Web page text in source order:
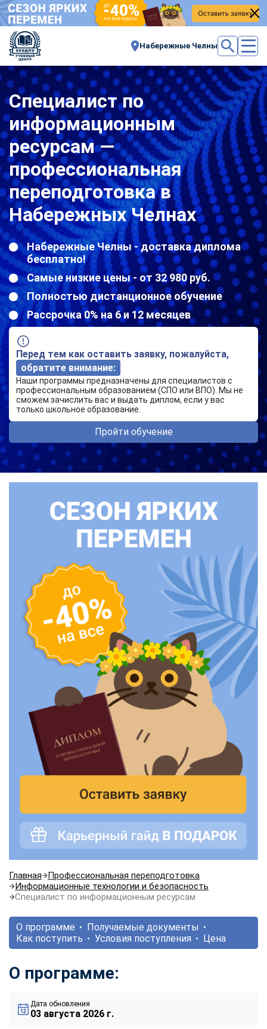
Набережные Челны
Специалист по
информационным
ресурсам —
профессиональная
переподготовка в
Набережных Челнах
Набережные Челны - доставка диплома
бесплатно!
Самые низкие цены - от 32 980 руб.
Полностью дистанционное обучение
Рассрочка 0% на 6 и 12 месяцев
Перед тем как оставить заявку, пожалуйста,
обратите внимание:
Наши программы предназначены для специалистов с
профессиональным образованием (СПО или ВПО). Мы не
сможем зачислить вас и выдать диплом, если у вас
только школьное образование.
Пройти обучение
Главная
Профессиональная переподготовка
Информационные технологии и безопасность
Специалист по информационным ресурсам
О программе
Получаемые документы
Как поступить
Условия поступления Цена
О программе:
Дата обновления
03 августа 2026 г.